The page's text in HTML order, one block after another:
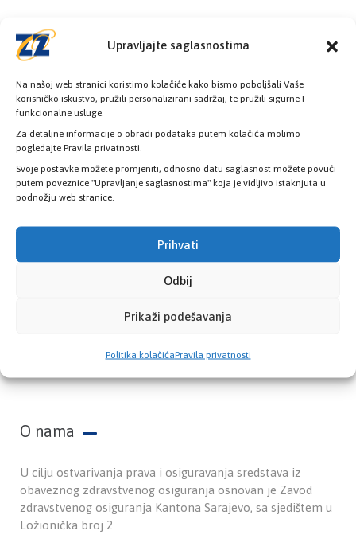
Upravljajte saglasnostima
Na našoj web stranici koristimo kolačiće kako bismo poboljšali Vaše
korisničko iskustvo, pružili personalizirani sadržaj, te pružili sigurne I
funkcionalne usluge.
Za detaljne informacije o obradi podataka putem kolačića molimo
pogledajte Pravila privatnosti.
Svoje postavke možete promjeniti, odnosno datu saglasnost možete povući
putem poveznice "Upravljanje saglasnostima" koja je vidljivo istaknjuta u
podnožju web stranice.
Prihvati
Odbij
Prikaži podešavanja
Politika kolačićaPravila privatnosti
Provjerite status vaše elektronske
zdravstvene kartice
PROVJERITE STATUS
O nama
U cilju ostvarivanja prava i osiguravanja sredstava iz
obaveznog zdravstvenog osiguranja osnovan je Zavod
zdravstvenog osiguranja Kantona Sarajevo, sa sjedištem u
Ložionička broj 2.